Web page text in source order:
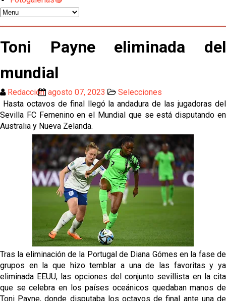
Oso es el siguiente en la lista para salir
de Salónica
Juanlu se marcha traspasado al Bournemouth
Emery quiere pescar en el Atleti , el Villareal ya
tiene nuevo portero y el Getafe mueve ficha... Las
últimas novedades del mercado de La Liga
Vargas y Sow se incorporan al grupo en la sesión
del martes
Odysseas Vlachodimos: “El objetivo es mejorar la
temporada pasada”
El Sevilla FC empieza a inscribir a los nuevos
fichajes
Opinión | "Carta abierta a Alberto Flores" por Rafa
García
El Sevilla oficializa el traspaso de Sow
Toni Payne eliminada del
mundial
Redacción agosto 07, 2023
Selecciones
Hasta octavos de final llegó la andadura de las jugadoras del
Sevilla FC Femenino en el Mundial que se está disputando en
Australia y Nueva Zelanda.
Tras la eliminación de la Portugal de Diana Gómes en la fase de
grupos en la que hizo temblar a una de las favoritas y ya
eliminada EEUU, las opciones del conjunto sevillista en la cita
que se celebra en los países oceánicos quedaban manos de
Toni Payne, donde disputaba los octavos de final ante una de